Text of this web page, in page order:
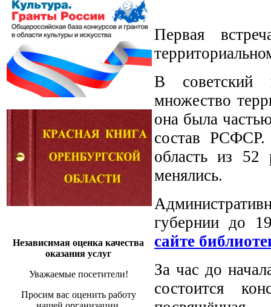
Независимая оценка качества
оказания услуг
Уважаемые посетители!
Просим вас оценить работу
Первая
В советский
множество
она была
состав РСФСР.
область из 52
менялись.
губернии до
сайте
За час до
состоится